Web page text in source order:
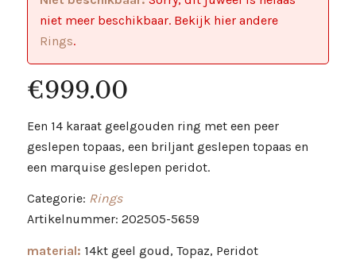
niet meer beschikbaar. Bekijk hier andere
Rings.
€999.00
Een 14 karaat geelgouden ring met een peer
geslepen topaas, een briljant geslepen topaas en
een marquise geslepen peridot.
Categorie: Rings
Artikelnummer: 202505-5659
material: 14kt geel goud, Topaz, Peridot